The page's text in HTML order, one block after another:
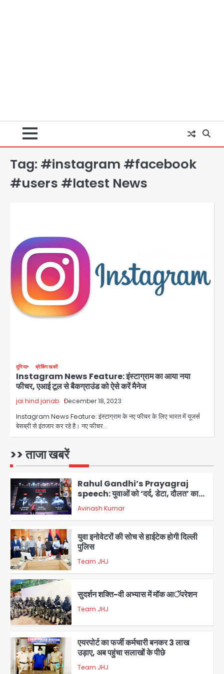
Tag: #instagram #facebook
#users #latest News
दुनिया ब्रेकिंग खबरें
Instagram News Feature: इंस्टाग्राम का आया नया
फीचर, एआई टूल से बैकग्राउंड को ऐसे करें मैनेज
jai hind janab December 18, 2023
Instagram News Feature: इंस्टाग्राम के नए फीचर के लिए भारत में यूजर्स
बेसब्री से इंतजार कर रहे है। नए फीचर…
>> ताजा खबरें
2
संदेश, बीजेपी का वार
Avinash Kumar
3
युवा इनोवेटरों की सोच से हाईटेक होगी दिल्ली
Team JHJ
एयरपोर्ट का फर्जी कर्मचारी बनकर 3 लाख
उड़ाए, अब पहुंचा सलाखों के पीछे
Team JHJ
1
Noida Sector-49: सेक्टर-49 में 18
साल की मेड ने की खुदकुशी, शरीर पर नहीं मिली
2
Rahul Gandhi’s Prayagraj
speech: युवाओं को ‘दर्द, डेटा, दौलत’ का
संदेश, बीजेपी का वार
Avinash Kumar
3
युवा इनोवेटरों की सोच से हाईटेक होगी दिल्ली
पुलिस
Team JHJ
4
सुदर्शन शक्ति-वी अभ्यास में मॉक आॅपरेशन
Team JHJ
एयरपोर्ट का फर्जी कर्मचारी बनकर 3 लाख
उड़ाए, अब पहुंचा सलाखों के पीछे
Team JHJ